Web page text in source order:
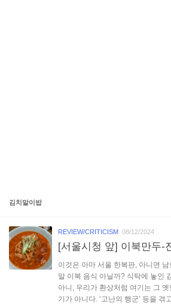
김치말이밥
REVIEW/CRITICISM 08/12/2024
[서울시청 앞] 이북만두-
이것은 아마 서울 한복판, 아니면
말 이북 음식 아닐까? 식탁에 놓인
아니, 우리가 환상처럼 여기는 그
기가 아니다. ‘고난의 행군’ 등을 겪